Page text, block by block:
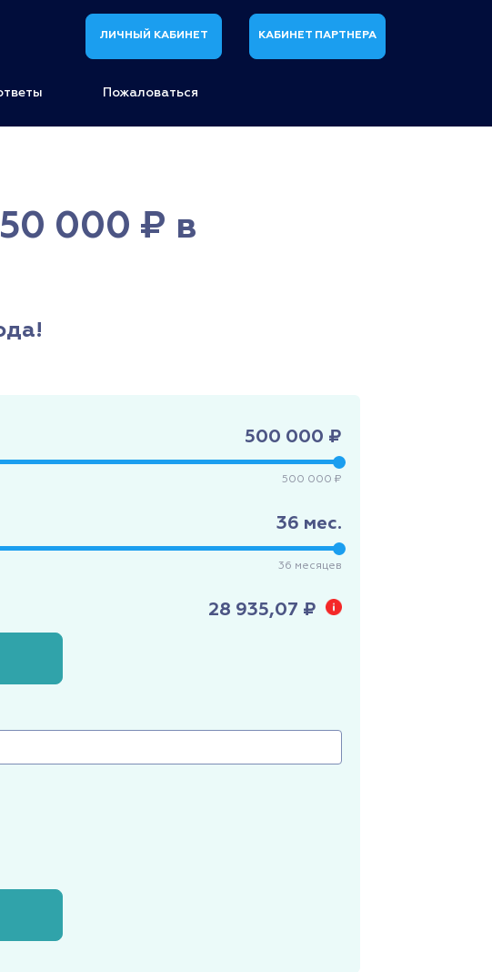
ЛИЧНЫЙ КАБИНЕТ КАБИНЕТ ПАРТНЕРА
Пожаловаться
000 ₽ в
500 000 ₽
500 000 ₽
36 мес.
36 месяцев
28 935,07 ₽